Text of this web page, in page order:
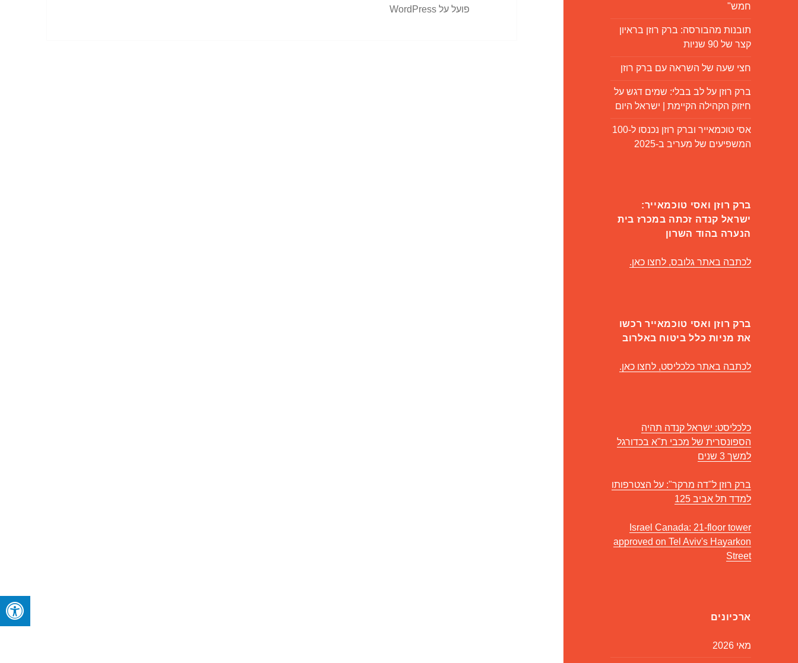
חמש"
תובנות מהבורסה: ברק רוזן בראיון
קצר של 90 שניות
חצי שעה של השראה עם ברק רוזן
ברק רוזן על לב בבלי: שמים דגש על
חיזוק הקהילה הקיימת | ישראל היום
אסי טוכמאייר וברק רוזן נכנסו ל-100
המשפיעים של מעריב ב-2025
ברק רוזן ואסי טוכמאייר:
ישראל קנדה זכתה במכרז בית
הנערה בהוד השרון
לכתבה באתר גלובס, לחצו כאן.
ברק רוזן ואסי טוכמאייר רכשו
את מניות כלל ביטוח באלרוב
לכתבה באתר כלכליסט, לחצו כאן.
כלכליסט: ישראל קנדה תהיה
הספונסרית של מכבי ת"א בכדורגל
למשך 3 שנים
ברק רוזן ל"דה מרקר": על הצטרפותו
למדד תל אביב 125
Israel Canada: 21-floor tower
approved on Tel Aviv's Hayarkon
Street
ארכיונים
מאי 2026
פועל על WordPress